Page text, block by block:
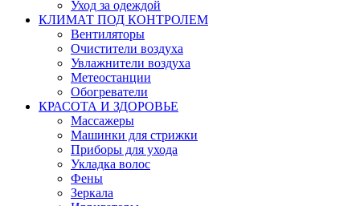
Уход за одеждой
КЛИМАТ ПОД КОНТРОЛЕМ
Вентиляторы
Очистители воздуха
Увлажнители воздуха
Метеостанции
Обогреватели
КРАСОТА И ЗДОРОВЬЕ
Массажеры
Машинки для стрижки
Приборы для ухода
Укладка волос
Фены
Зеркала